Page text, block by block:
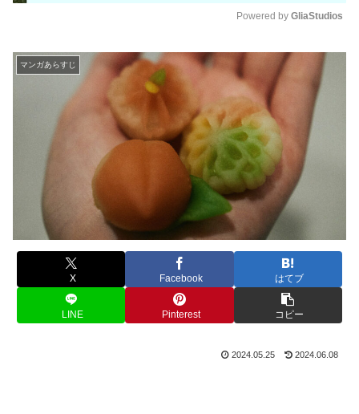
Powered by GliaStudios
マンガあらすじ
X Facebook はてブ
LINE Pinterest コピー
2024.05.25 2024.06.08